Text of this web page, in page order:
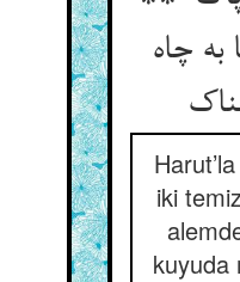
به چاه
iki
kuyuda